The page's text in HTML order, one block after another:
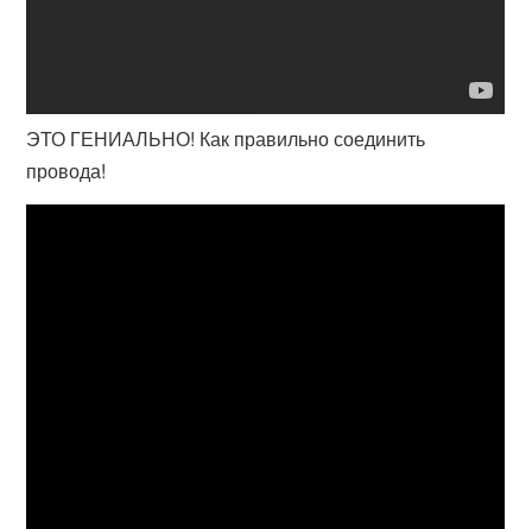
ЭТО ГЕНИАЛЬНО! Как правильно соединить
провода!